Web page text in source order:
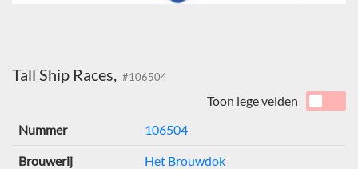
Tall Ship Races, #106504
Toon lege velden
Nummer
106504
Brouwerij Het Brouwdok